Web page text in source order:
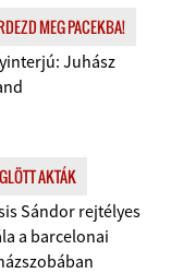
MEG PACEKBA!
Juhász
AKTÁK
Sándor rejtélyes
a barcelonai